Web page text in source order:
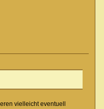
vielleicht eventuell